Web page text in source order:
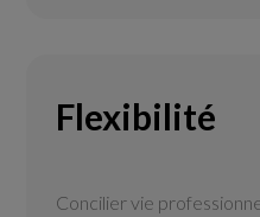
Flexibilité
Concilier vie